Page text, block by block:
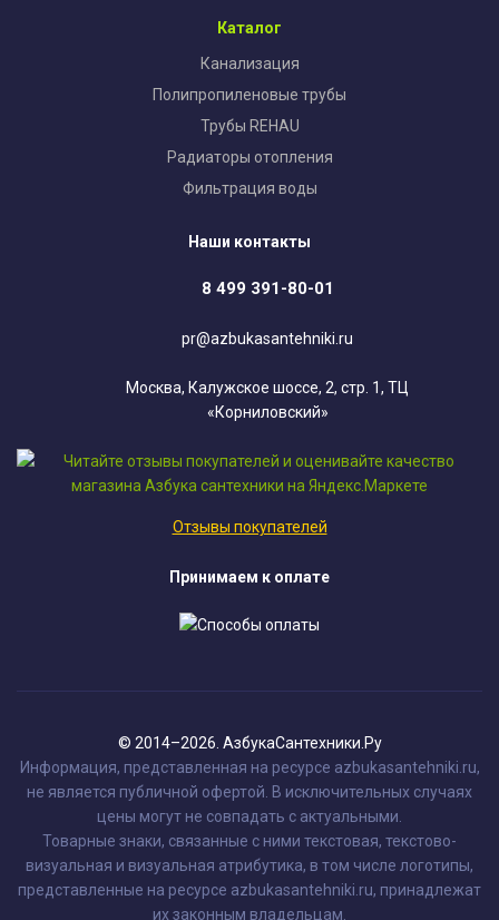
Каталог
Канализация
Полипропиленовые трубы
Трубы REHAU
Радиаторы отопления
Фильтрация воды
Наши контакты
8 499 391-80-01
pr@azbukasantehniki.ru
Москва, Калужское шоссе, 2, стр. 1, ТЦ
«Корниловский»
Отзывы покупателей
Принимаем к оплате
© 2014–2026. АзбукаСантехники.Ру
Информация, представленная на ресурсе azbukasantehniki.ru,
не является публичной офертой. В исключительных случаях
цены могут не совпадать с актуальными.
Товарные знаки, связанные с ними текстовая, текстово-
визуальная и визуальная атрибутика, в том числе логотипы,
представленные на ресурсе azbukasantehniki.ru, принадлежат
их законным владельцам.